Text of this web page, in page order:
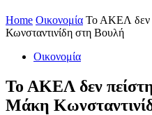
Home Οικονομία Το ΑΚΕΛ δεν
Κωνσταντινίδη στη Βουλή
Οικονομία
Το ΑΚΕΛ δεν
Μάκη